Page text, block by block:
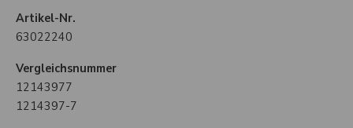
Artikel-Nr.
63022240
Vergleichsnummer
12143977
1214397-7